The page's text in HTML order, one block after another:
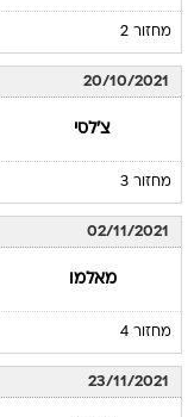
מחזור 2
20/10/2021
צ'לסי
מחזור 3
02/11/2021
מאלמו
מחזור 4
23/11/2021